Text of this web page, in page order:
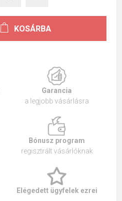
KOSÁRBA
Garancia
a legjobb vásárlásra
Bónusz program
regisztrált vásárlóknak
Elégedett ügyfelek ezrei